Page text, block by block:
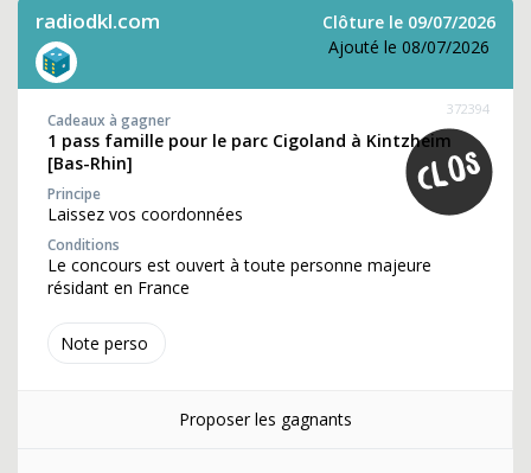
radiodkl.com
Clôture le 09/07/2026
Ajouté le 08/07/2026
Note perso
372394
Cadeaux à gagner
1 pass famille pour le parc Cigoland à Kintzheim
[Bas-Rhin]
Principe
Laissez vos coordonnées
Conditions
Le concours est ouvert à toute personne majeure
résidant en France
Proposer les gagnants